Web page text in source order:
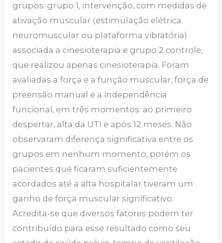
grupos: grupo 1, intervenção, com medidas de
ativação muscular (estimulação elétrica
neuromuscular ou plataforma vibratória)
associada a cinesioterapia e grupo 2 controle,
que realizou apenas cinesioterapia. Foram
avaliadas a força e a função muscular, força de
preensão manual e a independência
funcional, em três momentos: ao primeiro
despertar, alta da UTI e após 12 meses. Não
observaram diferença significativa entre os
grupos em nenhum momento, porém os
pacientes que ficaram suficientemente
acordados até a alta hospitalar tiveram um
ganho de força muscular significativo.
Acredita-se que diversos fatores podem ter
contribuído para esse resultado como seu